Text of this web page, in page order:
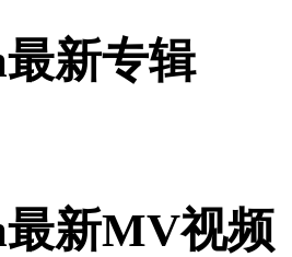
新专辑
最新MV视频